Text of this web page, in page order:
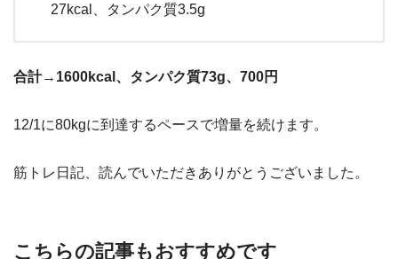
27kcal、タンパク質3.5g
合計→1600kcal、タンパク質73g、700円
12/1に80kgに到達するペースで増量を続けます。
筋トレ日記、読んでいただきありがとうございました。
こちらの記事もおすすめです